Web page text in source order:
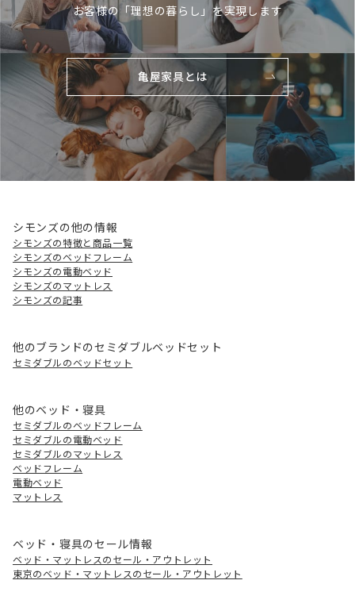
お客様の「理想の暮らし」を実現します
亀屋家具とは
シモンズの他の情報
シモンズの特徴と商品一覧
シモンズのベッドフレーム
シモンズの電動ベッド
シモンズのマットレス
シモンズの記事
他のブランドのセミダブルベッドセット
セミダブルのベッドセット
他のベッド・寝具
セミダブルのベッドフレーム
セミダブルの電動ベッド
セミダブルのマットレス
ベッドフレーム
電動ベッド
マットレス
ベッド・寝具のセール情報
ベッド・マットレスのセール・アウトレット
東京のベッド・マットレスのセール・アウトレット